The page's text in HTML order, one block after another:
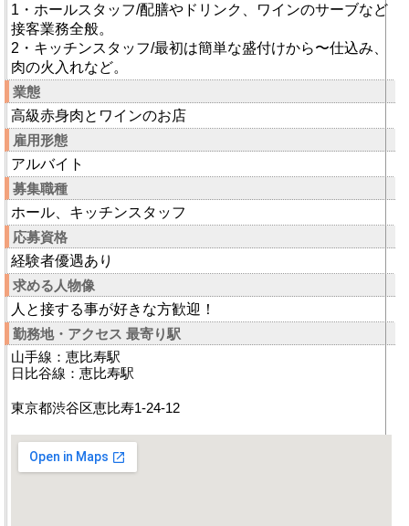
1・ホールスタッフ/配膳やドリンク、ワインのサーブなど
接客業務全般。
2・キッチンスタッフ/最初は簡単な盛付けから〜仕込み、
肉の火入れなど。
業態
高級赤身肉とワインのお店
雇用形態
アルバイト
募集職種
ホール、キッチンスタッフ
応募資格
経験者優遇あり
求める人物像
人と接する事が好きな方歓迎！
勤務地・アクセス 最寄り駅
山手線：恵比寿駅
日比谷線：恵比寿駅
東京都渋谷区恵比寿1-24-12